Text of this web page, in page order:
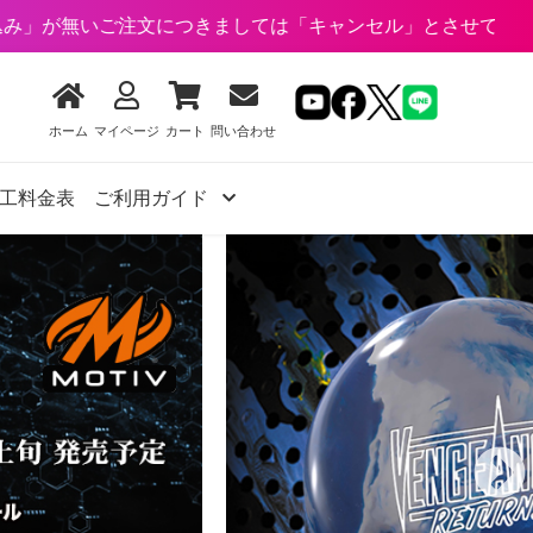
きましては「キャンセル」とさせていただく場合がござ
ホーム マイページ カート 問い合わせ
料金表 ご利用ガイド